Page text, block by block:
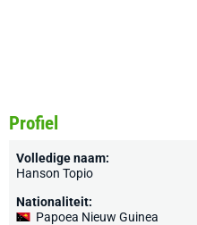
Profiel
Volledige naam:
Hanson Topio
Nationaliteit:
Papoea Nieuw Guinea